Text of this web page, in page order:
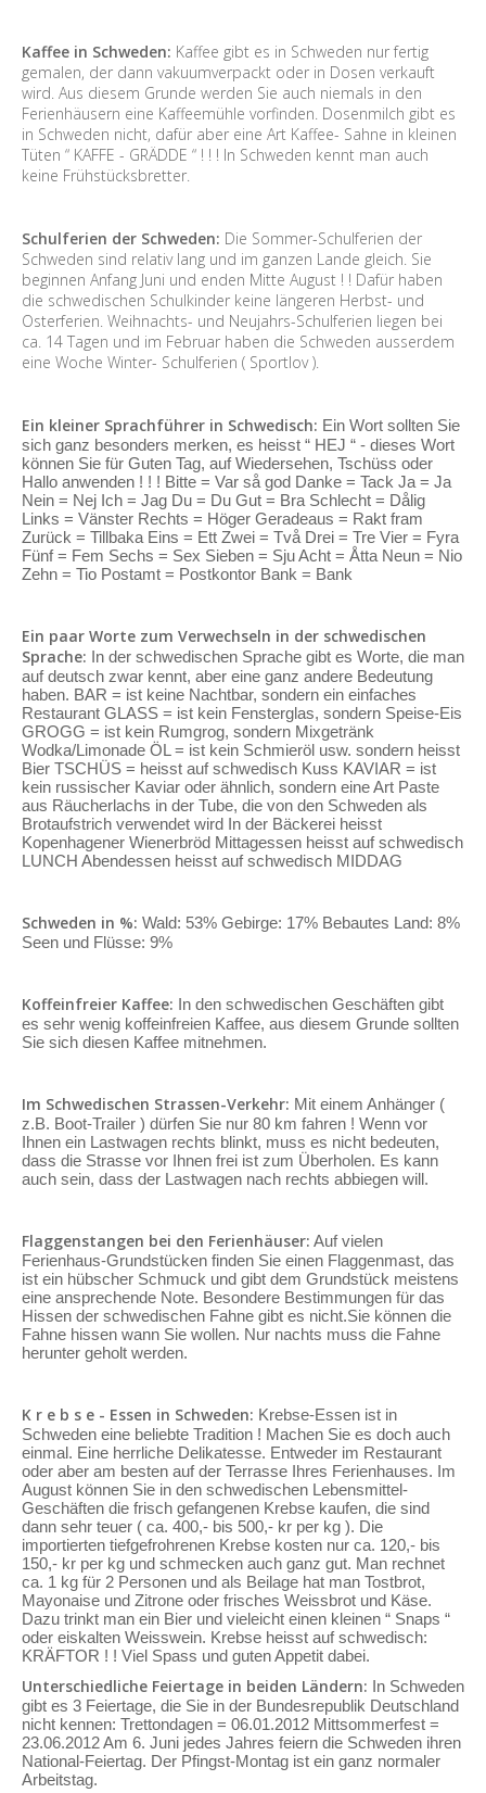
Kaffee in Schweden: Kaffee gibt es in Schweden nur fertig
gemalen, der dann vakuumverpackt oder in Dosen verkauft
wird. Aus diesem Grunde werden Sie auch niemals in den
Ferienhäusern eine Kaffeemühle vorfinden. Dosenmilch gibt es
in Schweden nicht, dafür aber eine Art Kaffee- Sahne in kleinen
Tüten “ KAFFE - GRÄDDE “ ! ! ! In Schweden kennt man auch
keine Frühstücksbretter.
Schulferien der Schweden: Die Sommer-Schulferien der
Schweden sind relativ lang und im ganzen Lande gleich. Sie
beginnen Anfang Juni und enden Mitte August ! ! Dafür haben
die schwedischen Schulkinder keine längeren Herbst- und
Osterferien. Weihnachts- und Neujahrs-Schulferien liegen bei
ca. 14 Tagen und im Februar haben die Schweden ausserdem
eine Woche Winter- Schulferien ( Sportlov ).
Ein kleiner Sprachführer in Schwedisch: Ein Wort sollten Sie
sich ganz besonders merken, es heisst “ HEJ “ - dieses Wort
können Sie für Guten Tag, auf Wiedersehen, Tschüss oder
Hallo anwenden ! ! ! Bitte = Var så god Danke = Tack Ja = Ja
Nein = Nej Ich = Jag Du = Du Gut = Bra Schlecht = Dålig
Links = Vänster Rechts = Höger Geradeaus = Rakt fram
Zurück = Tillbaka Eins = Ett Zwei = Två Drei = Tre Vier = Fyra
Fünf = Fem Sechs = Sex Sieben = Sju Acht = Åtta Neun = Nio
Zehn = Tio Postamt = Postkontor Bank = Bank
Ein paar Worte zum Verwechseln in der schwedischen
Sprache: In der schwedischen Sprache gibt es Worte, die man
auf deutsch zwar kennt, aber eine ganz andere Bedeutung
haben. BAR = ist keine Nachtbar, sondern ein einfaches
Restaurant GLASS = ist kein Fensterglas, sondern Speise-Eis
GROGG = ist kein Rumgrog, sondern Mixgetränk
Wodka/Limonade ÖL = ist kein Schmieröl usw. sondern heisst
Bier TSCHÜS = heisst auf schwedisch Kuss KAVIAR = ist
kein russischer Kaviar oder ähnlich, sondern eine Art Paste
aus Räucherlachs in der Tube, die von den Schweden als
Brotaufstrich verwendet wird In der Bäckerei heisst
Kopenhagener Wienerbröd Mittagessen heisst auf schwedisch
LUNCH Abendessen heisst auf schwedisch MIDDAG
Schweden in %: Wald: 53% Gebirge: 17% Bebautes Land: 8%
Seen und Flüsse: 9%
Koffeinfreier Kaffee: In den schwedischen Geschäften gibt
es sehr wenig koffeinfreien Kaffee, aus diesem Grunde sollten
Sie sich diesen Kaffee mitnehmen.
Im Schwedischen Strassen-Verkehr: Mit einem Anhänger (
z.B. Boot-Trailer ) dürfen Sie nur 80 km fahren ! Wenn vor
Ihnen ein Lastwagen rechts blinkt, muss es nicht bedeuten,
dass die Strasse vor Ihnen frei ist zum Überholen. Es kann
auch sein, dass der Lastwagen nach rechts abbiegen will.
Flaggenstangen bei den Ferienhäuser: Auf vielen
Ferienhaus-Grundstücken finden Sie einen Flaggenmast, das
ist ein hübscher Schmuck und gibt dem Grundstück meistens
eine ansprechende Note. Besondere Bestimmungen für das
Hissen der schwedischen Fahne gibt es nicht.Sie können die
Fahne hissen wann Sie wollen. Nur nachts muss die Fahne
herunter geholt werden.
K r e b s e - Essen in Schweden: Krebse-Essen ist in
Schweden eine beliebte Tradition ! Machen Sie es doch auch
einmal. Eine herrliche Delikatesse. Entweder im Restaurant
oder aber am besten auf der Terrasse Ihres Ferienhauses. Im
August können Sie in den schwedischen Lebensmittel-
Geschäften die frisch gefangenen Krebse kaufen, die sind
dann sehr teuer ( ca. 400,- bis 500,- kr per kg ). Die
importierten tiefgefrohrenen Krebse kosten nur ca. 120,- bis
150,- kr per kg und schmecken auch ganz gut. Man rechnet
ca. 1 kg für 2 Personen und als Beilage hat man Tostbrot,
Mayonaise und Zitrone oder frisches Weissbrot und Käse.
Dazu trinkt man ein Bier und vieleicht einen kleinen “ Snaps “
oder eiskalten Weisswein. Krebse heisst auf schwedisch:
KRÄFTOR ! ! Viel Spass und guten Appetit dabei.
Unterschiedliche Feiertage in beiden Ländern: In Schweden
gibt es 3 Feiertage, die Sie in der Bundesrepublik Deutschland
nicht kennen: Trettondagen = 06.01.2012 Mittsommerfest =
23.06.2012 Am 6. Juni jedes Jahres feiern die Schweden ihren
National-Feiertag. Der Pfingst-Montag ist ein ganz normaler
Arbeitstag.